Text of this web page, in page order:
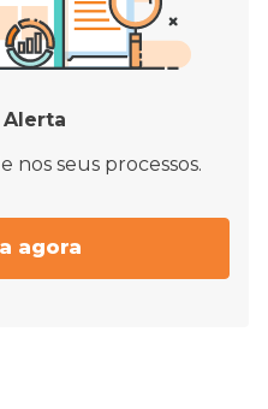
nos seus processos.
agora